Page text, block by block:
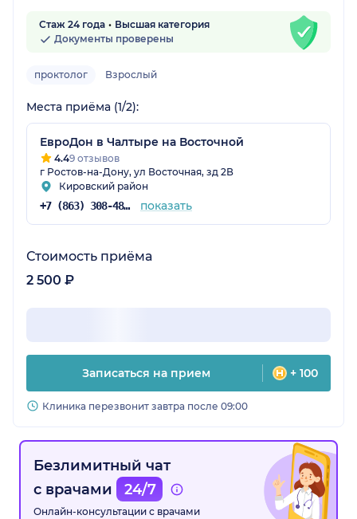
Стаж 24 года
Высшая категория
Документы проверены
проктолог Взрослый
Места приёма (1/2):
ЕвроДон в Чалтыре на Восточной
4.49 отзывов
г Ростов-на-Дону, ул Восточная, зд 2В
Кировский район
+7 (863) 308-48-57 показать
Стоимость приёма
2 500 ₽
Записаться на прием + 100
Клиника перезвонит завтра после 09:00
Безлимитный чат
с врачами
24/7
Онлайн-консультации с врачами